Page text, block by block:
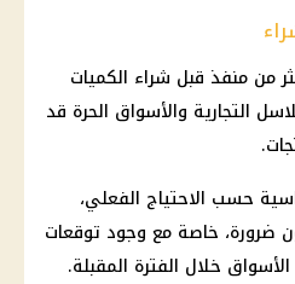
من منفذ قبل شراء الكميات
التجارية والأسواق الحرة قد
حسب الاحتياج الفعلي،
ضرورة، خاصة مع وجود توقعات
خلال الفترة المقبلة.